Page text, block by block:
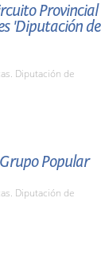
Provincial
'Diputación de
Diputación de
Popular
Diputación de